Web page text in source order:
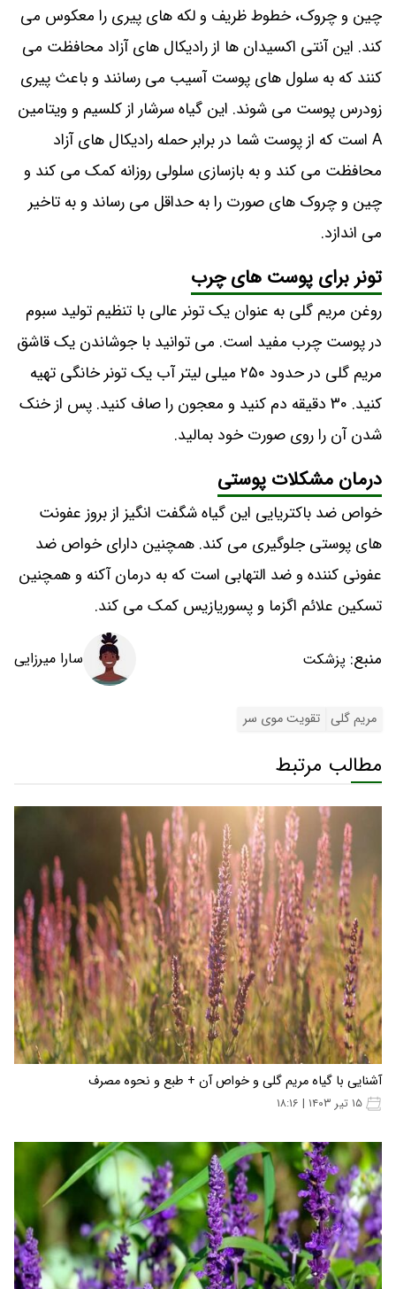
چین و چروک، خطوط ظریف و لکه های پیری را معکوس می
کند. این آنتی اکسیدان ها از رادیکال های آزاد محافظت می
کنند که به سلول های پوست آسیب می رسانند و باعث پیری
زودرس پوست می شوند. این گیاه سرشار از کلسیم و ویتامین
A است که از پوست شما در برابر حمله رادیکال های آزاد
محافظت می کند و به بازسازی سلولی روزانه کمک می کند و
چین و چروک های صورت را به حداقل می رساند و به تاخیر
می اندازد.
تونر برای پوست های چرب
روغن مریم گلی به عنوان یک تونر عالی با تنظیم تولید سبوم
در پوست چرب مفید است. می توانید با جوشاندن یک قاشق
مریم گلی در حدود ۲۵۰ میلی لیتر آب یک تونر خانگی تهیه
کنید. ۳۰ دقیقه دم کنید و معجون را صاف کنید. پس از خنک
شدن آن را روی صورت خود بمالید.
درمان مشکلات پوستی
خواص ضد باکتریایی این گیاه شگفت انگیز از بروز عفونت
های پوستی جلوگیری می کند. همچنین دارای خواص ضد
عفونی کننده و ضد التهابی است که به درمان آکنه و همچنین
تسکین علائم اگزما و پسوریازیس کمک می کند.
منبع: پزشکت سارا میرزایی
مریم گلی تقویت موی سر
مطالب مرتبط
آشنایی با گیاه مریم گلی و خواص آن + طبع و نحوه مصرف